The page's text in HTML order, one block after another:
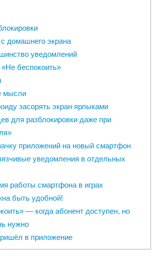
домашнего экрана
уведомлений
беспокоить»
мысли
засорять экран ярлыками
для разблокировки даже при
приложений на новый смартфон
уведомления в отдельных
работы смартфона в играх
быть удобной!
— когда абонент доступен, но
нужно
в приложение